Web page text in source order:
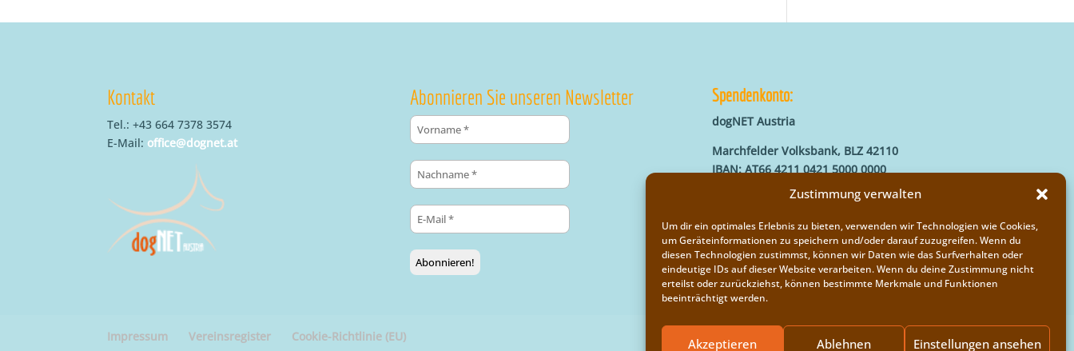
Zustimmung verwalten
Um dir ein optimales Erlebnis zu bieten, verwenden wir Technologien wie Cookies,
um Geräteinformationen zu speichern und/oder darauf zuzugreifen. Wenn du
diesen Technologien zustimmst, können wir Daten wie das Surfverhalten oder
eindeutige IDs auf dieser Website verarbeiten. Wenn du deine Zustimmung nicht
erteilst oder zurückziehst, können bestimmte Merkmale und Funktionen
beeinträchtigt werden.
Akzeptieren Ablehnen Einstellungen ansehen
Kontakt
Tel.: +43 664 7378 3574
E-Mail: office@dognet.at
Abonnieren Sie unseren Newsletter Spendenkonto:
dogNET Austria
Marchfelder Volksbank, BLZ 42110
IBAN: AT66 4211 0421 5000 0000
BIC: MVOGAT22XXX
Impressum Vereinsregister Cookie-Richtlinie (EU)